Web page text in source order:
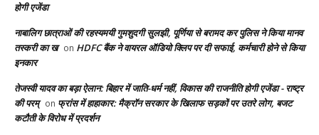
होगी एजेंडा
नाबालिग छात्राओं की रहस्यमयी गुमशुदगी सुलझी, पूर्णिया से बरामद कर पुलिस ने किया मानव
तस्करी का ख on HDFC बैंक ने वायरल ऑडियो क्लिप पर दी सफाई, कर्मचारी होने से किया
इनकार
तेजस्वी यादव का बड़ा ऐलान: बिहार में जाति-धर्म नहीं, विकास की राजनीति होगी एजेंडा - राष्ट्र
की परम् on फ्रांस में हाहाकार: मैक्रॉन सरकार के खिलाफ सड़कों पर उतरे लोग, बजट
कटौती के विरोध में प्रदर्शन